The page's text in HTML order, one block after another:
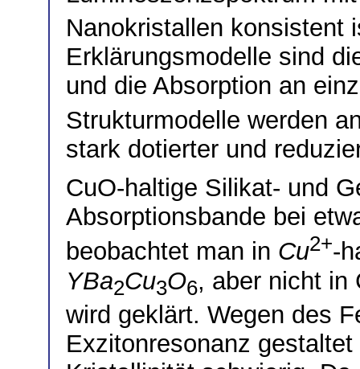
Nanokristallen konsistent
Erklärungsmodelle sind
und die Absorption an
Strukturmodelle werden
stark dotierter und
CuO-haltige Silikat- und
Absorptionsbande bei
beobachtet man in Cu2+-
YBa2Cu3O6, aber nicht in
wird geklärt. Wegen des
Exzitonresonanz